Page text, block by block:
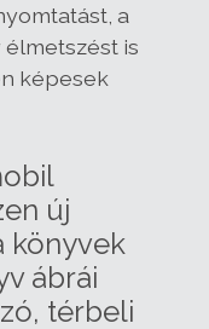
a
élmetszést is
képesek
új
könyvek
ábrái
térbeli